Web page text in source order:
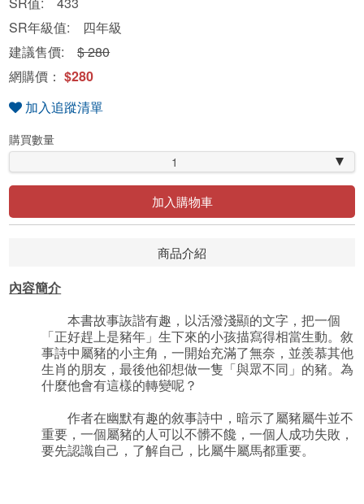
SR年級值: 四年級
建議售價:$ 280
網購價：$280
加入追蹤清單
購買數量
1
加入購物車
商品介紹
內容簡介
本書故事詼諧有趣，以活潑淺顯的文字，把一個
「正好趕上是豬年」生下來的小孩描寫得相當生動。敘
事詩中屬豬的小主角，一開始充滿了無奈，並羨慕其他
生肖的朋友，最後他卻想做一隻「與眾不同」的豬。為
什麼他會有這樣的轉變呢？
作者在幽默有趣的敘事詩中，暗示了屬豬屬牛並不
重要，一個屬豬的人可以不髒不饞，一個人成功失敗，
要先認識自己，了解自己，比屬牛屬馬都重要。